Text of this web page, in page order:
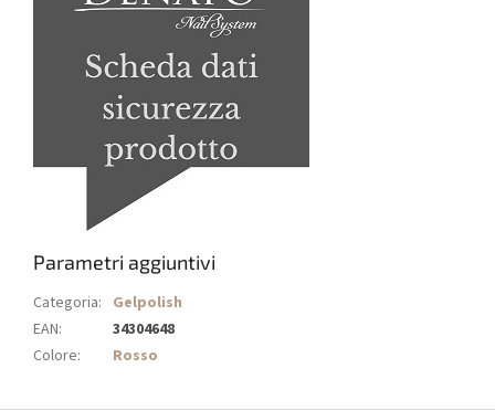
Parametri aggiuntivi
Categoria: Gelpolish
EAN:
34304648
Colore: Rosso